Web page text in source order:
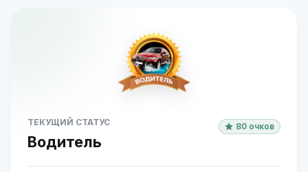
ТЕКУЩИЙ СТАТУС
Водитель
80 очков